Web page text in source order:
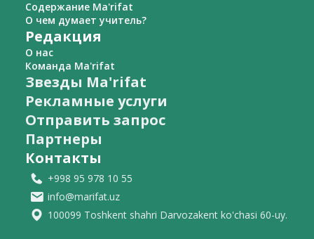
Содержание Ma'rifat
О чем думает учитель?
Редакция
О нас
Команда Ma'rifat
Звезды Ma'rifat
Рекламные услуги
Отправить запрос
Партнеры
Контакты
+998 95 978 10 55
info@marifat.uz
100099 Toshkent shahri Darvozakent ko'chasi 60-uy.